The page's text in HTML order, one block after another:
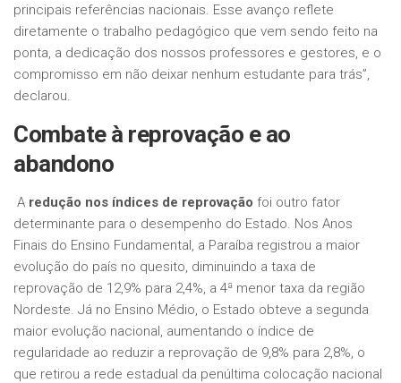
principais referências nacionais. Esse avanço reflete
diretamente o trabalho pedagógico que vem sendo feito na
ponta, a dedicação dos nossos professores e gestores, e o
compromisso em não deixar nenhum estudante para trás”,
declarou.
Combate à reprovação e ao
abandono
A redução nos índices de reprovação foi outro fator
determinante para o desempenho do Estado. Nos Anos
Finais do Ensino Fundamental, a Paraíba registrou a maior
evolução do país no quesito, diminuindo a taxa de
reprovação de 12,9% para 2,4%, a 4ª menor taxa da região
Nordeste. Já no Ensino Médio, o Estado obteve a segunda
maior evolução nacional, aumentando o índice de
regularidade ao reduzir a reprovação de 9,8% para 2,8%, o
que retirou a rede estadual da penúltima colocação nacional